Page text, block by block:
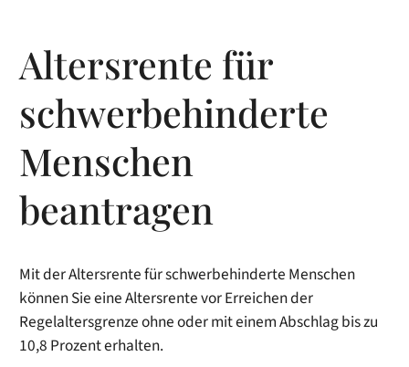
Altersrente für
schwerbehinderte
Menschen
beantragen
Mit der Altersrente für schwerbehinderte Menschen
können Sie eine Altersrente vor Erreichen der
Regelaltersgrenze ohne oder mit einem Abschlag bis zu
10,8 Prozent erhalten.